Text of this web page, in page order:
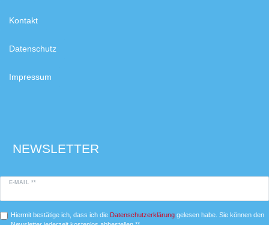
Kontakt
Datenschutz
Impressum
NEWSLETTER
E-MAIL **
Hiermit bestätige ich, dass ich die Daten­schutz­erklärunggelesen habe. Sie können den